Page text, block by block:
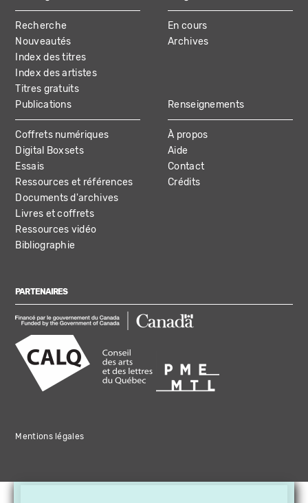
MAIN
NAVIGATION
Recherche
Nouveautés
Index des titres
Index des artistes
Titres gratuits
En cours
Archives
Publications
Coffrets numériques
Digital Boxsets
Essais
Ressources et références
Documents d'archives
Livres et coffrets
Ressources vidéo
Bibliographie
Renseignements
À propos
Aide
Contact
Crédits
PARTENAIRES
Mentions légales